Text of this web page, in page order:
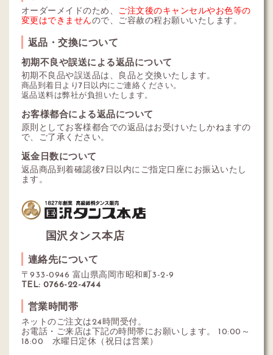
オーダーメイドのため、 ご注文後のキャンセルやお色等の
変更はできませんので、ご容赦の程お願いいたします。
返品・交換について
初期不良や誤送による返品について
初期不良品や誤送品は、良品と交換いたします。
商品到着日より7日以内にご連絡ください。
返品送料は弊社が負担いたします。
お客様都合による返品について
原則としてお客様都合での返品はお受けいたしかねますの
で、ご了承ください。
返金日数について
返品商品到着確認後7日以内にご指定口座にお振込いたし
ます。
国沢タンス本店
連絡先について
〒933-0946 富山県高岡市昭和町3-2-9
TEL: 0766-22-4744
営業時間帯
ネットのご注文は24時間受付。
お電話・ご来店は下記の時間帯にお願いします。 10:00～
18:00 水曜日定休（祝日は営業）